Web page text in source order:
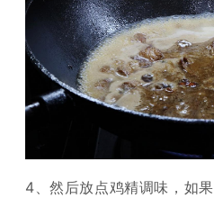
4、然后放点鸡精调味，如